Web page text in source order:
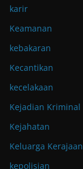
karir
Keamanan
kebakaran
Kecantikan
kecelakaan
Kejadian Kriminal
Kejahatan
Keluarga Kerajaan
kepolisian